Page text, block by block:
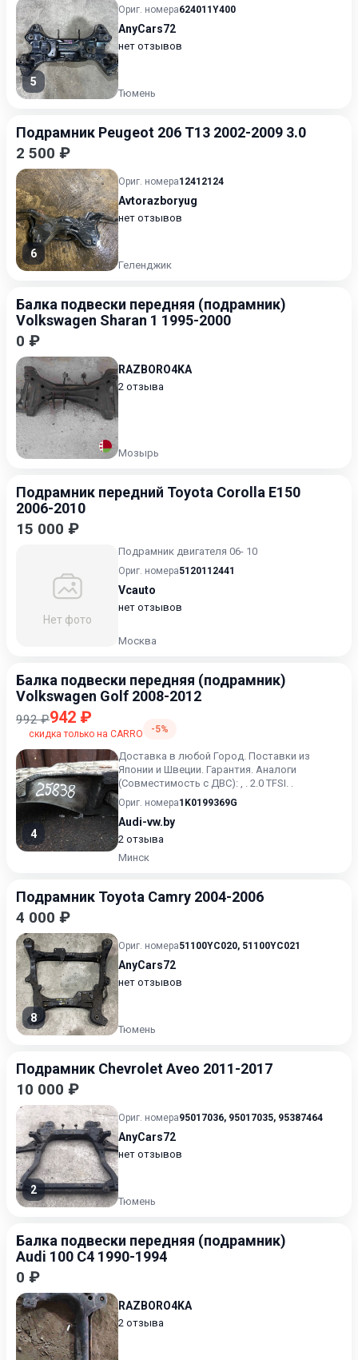
5
Ориг. номера624011Y400
AnyCars72
нет отзывов
Тюмень
Подрамник Peugeot 206 T13 2002-2009 3.0
2 500 ₽
6
Ориг. номера12412124
Avtorazboryug
нет отзывов
Геленджик
Балка подвески передняя (подрамник)
Volkswagen Sharan 1 1995-2000
0 ₽
RAZBORO4KA
2 отзыва
Мозырь
Подрамник передний Toyota Corolla E150
2006-2010
15 000 ₽
Нет фото
Подрамник двигателя 06- 10
Ориг. номера5120112441
Vcauto
нет отзывов
Москва
Балка подвески передняя (подрамник)
Volkswagen Golf 2008-2012
992 ₽942 ₽
скидка только на CARRO -5%
4
Доставка в любой Город. Поставки из
Японии и Швеции. Гарантия. Аналоги
(Совместимость с ДВС): , . 2.0 TFSI. .
Ориг. номера1K0199369G
Audi-vw.by
2 отзыва
Минск
Подрамник Toyota Camry 2004-2006
4 000 ₽
8
Ориг. номера51100YC020, 51100YC021
AnyCars72
нет отзывов
Тюмень
Подрамник Chevrolet Aveo 2011-2017
10 000 ₽
2
Ориг. номера95017036, 95017035, 95387464
AnyCars72
нет отзывов
Тюмень
Балка подвески передняя (подрамник)
Audi 100 C4 1990-1994
0 ₽
RAZBORO4KA
2 отзыва